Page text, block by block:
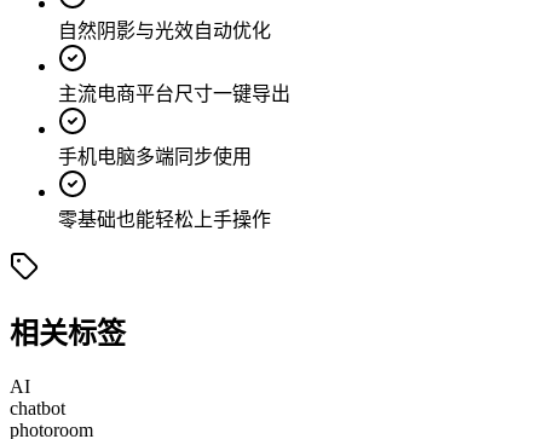
自然阴影与光效自动优化
主流电商平台尺寸一键导出
手机电脑多端同步使用
零基础也能轻松上手操作
相关标签
AI
chatbot
photoroom